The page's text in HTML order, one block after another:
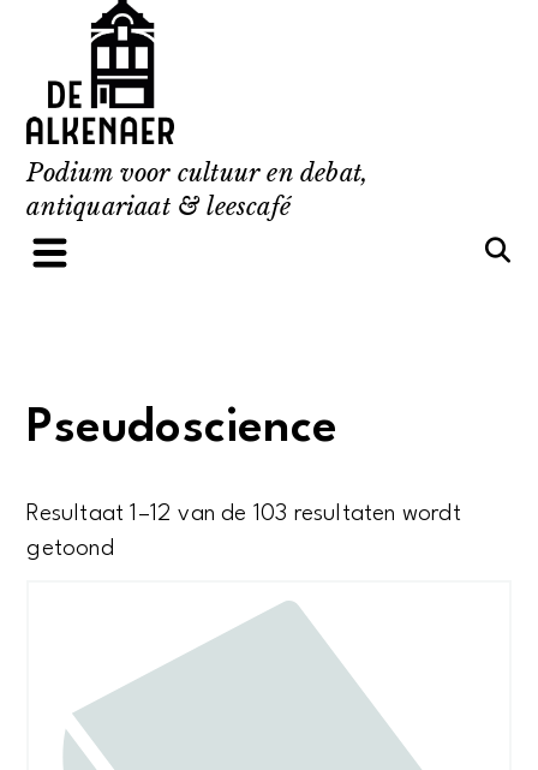
content
Podium voor cultuur en debat,
antiquariaat & leescafé
Pseudoscience
Resultaat 1–12 van de 103 resultaten wordt
getoond